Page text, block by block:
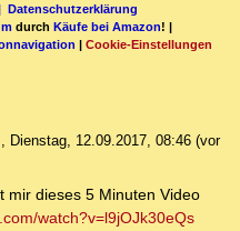
Datenschutzerklärung
durch Käufe bei Amazon! |
| Cookie-Einstellungen
, Dienstag, 12.09.2017, 08:46 (vor
mir dieses 5 Minuten Video
watch?v=l9jOJk30eQs